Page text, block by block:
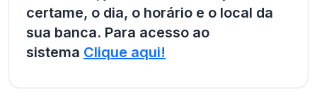
certame, o dia, o horário e o local da
sua banca. Para acesso ao
sistema Clique aqui!